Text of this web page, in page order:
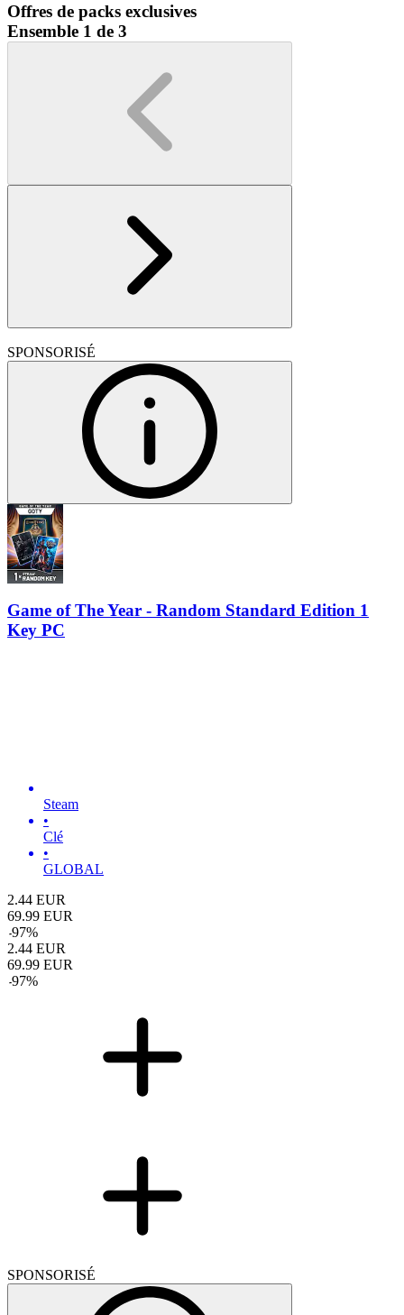
Offres de packs exclusives
Ensemble 1 de 3
SPONSORISÉ
Game of The Year - Random Standard Edition 1
Key PC
Steam
•
Clé
•
GLOBAL
2.44 EUR
69.99 EUR
-97%
2.44 EUR
69.99 EUR
-97%
SPONSORISÉ